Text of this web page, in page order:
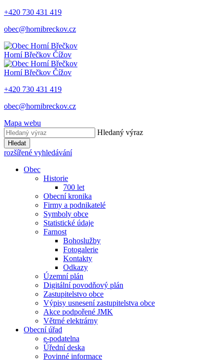
+420 730 431 419
obec@hornibreckov.cz
Horní Břečkov Čížov
Horní Břečkov Čížov
+420 730 431 419
obec@hornibreckov.cz
Mapa webu
Hledaný výraz
Hledat
rozšířené vyhledávání
Obec
Historie
700 let
Obecní kronika
Firmy a podnikatelé
Symboly obce
Statistické údaje
Farnost
Bohoslužby
Fotogalerie
Kontakty
Odkazy
Územní plán
Digitální povodňový plán
Zastupitelstvo obce
Výpisy usnesení zastupitelstva obce
Akce podpořené JMK
Větrné elektrárny
Obecní úřad
e-podatelna
Úřední deska
Povinné informace